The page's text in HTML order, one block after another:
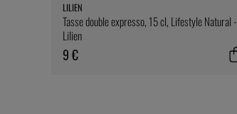
LILIEN
Tasse double expresso, 15 cl, Lifestyle Natural -
Lilien
9 €